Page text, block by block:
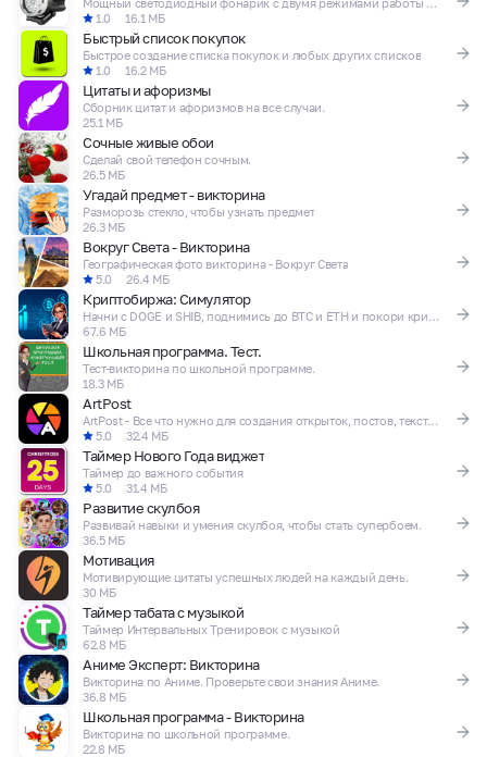
1.0
16.1 МБ
Быстрый список покупок
Быстрое создание списка покупок и любых других списков
1.0
16.2 МБ
Цитаты и афоризмы
Сборник цитат и афоризмов на все случаи.
25.1 МБ
Сочные живые обои
Сделай свой телефон сочным.
26.5 МБ
Угадай предмет - викторина
Разморозь стекло, чтобы узнать предмет
26.3 МБ
Вокруг Света - Викторина
Географическая фото викторина - Вокруг Света
5.0
26.4 МБ
Криптобиржа: Симулятор
Начни с DOGE и SHIB, поднимись до BTC и ETH и покори крипторынок!
67.6 МБ
Школьная программа. Тест.
Тест-викторина по школьной программе.
18.3 МБ
ArtPost
ArtPost - Все что нужно для создания открыток, постов, текста на фото
5.0
32.4 МБ
Таймер Нового Года виджет
Таймер до важного события
5.0
31.4 МБ
Развитие скулбоя
Развивай навыки и умения скулбоя, чтобы стать супербоем.
36.5 МБ
Мотивация
Мотивирующие цитаты успешных людей на каждый день.
30 МБ
Таймер табата с музыкой
Таймер Интервальных Тренировок с музыкой
62.8 МБ
Аниме Эксперт: Викторина
Викторина по Аниме. Проверьте свои знания Аниме.
36.8 МБ
Школьная программа - Викторина
Викторина по школьной программе.
22.8 МБ